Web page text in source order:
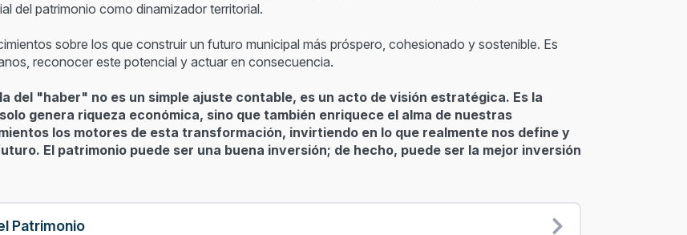
del patrimonio como dinamizador territorial.
sobre los que construir un futuro municipal más próspero, cohesionado y sostenible. Es
reconocer este potencial y actuar en consecuencia.
del "haber" no es un simple ajuste contable, es un acto de visión estratégica. Es la
genera riqueza económica, sino que también enriquece el alma de nuestras
los motores de esta transformación, invirtiendo en lo que realmente nos define y
El patrimonio puede ser una buena inversión; de hecho, puede ser la mejor inversión
Patrimonio